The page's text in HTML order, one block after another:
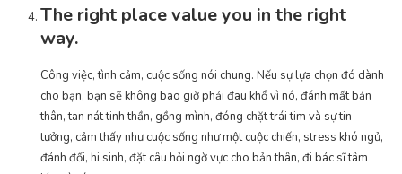
The right place value you in the right
way.
Công việc, tình cảm, cuộc sống nói chung. Nếu sự lựa chọn đó dành
cho bạn, bạn sẽ không bao giờ phải đau khổ vì nó, đánh mất bản
thân, tan nát tinh thần, gồng mình, đóng chặt trái tim và sự tin
tưởng, cảm thấy như cuộc sống như một cuộc chiến, stress khó ngủ,
đánh đổi, hi sinh, đặt câu hỏi ngờ vực cho bản thân, đi bác sĩ tâm